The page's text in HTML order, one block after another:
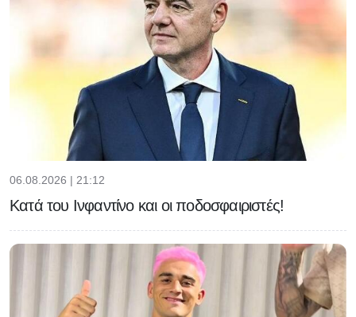
06.08.2026 | 21:12
Κατά του Ινφαντίνο και οι ποδοσφαιριστές!